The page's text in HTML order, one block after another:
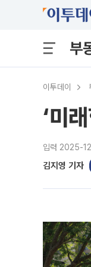
부
이투데이
‘미
입력 2025-
김지영 기자